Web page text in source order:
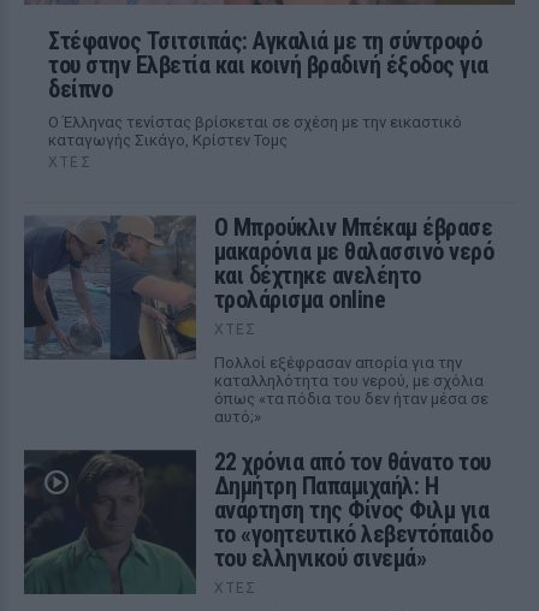
Στέφανος Τσιτσιπάς: Αγκαλιά με τη σύντροφό
του στην Ελβετία και κοινή βραδινή έξοδος για
δείπνο
Ο Έλληνας τενίστας βρίσκεται σε σχέση με την εικαστικό
καταγωγής Σικάγο, Κρίστεν Τομς
ΧΤΕΣ
Ο Μπρούκλιν Μπέκαμ έβρασε
μακαρόνια με θαλασσινό νερό
και δέχτηκε ανελέητο
τρολάρισμα online
ΧΤΕΣ
Πολλοί εξέφρασαν απορία για την
καταλληλότητα του νερού, με σχόλια
όπως «τα πόδια του δεν ήταν μέσα σε
αυτό;»
22 χρόνια από τον θάνατο του
Δημήτρη Παπαμιχαήλ: Η
ανάρτηση της Φίνος Φιλμ για
το «γοητευτικό λεβεντόπαιδο
του ελληνικού σινεμά»
ΧΤΕΣ